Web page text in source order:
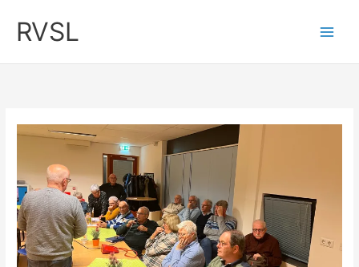
naar
inhoud
RVSL